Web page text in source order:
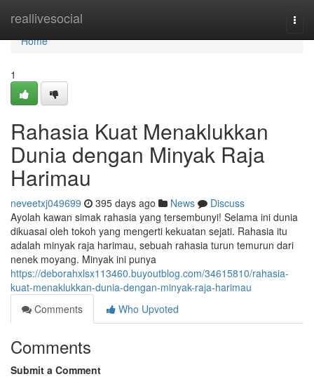
reallivesocial
Home
Home
1
Rahasia Kuat Menaklukkan
Dunia dengan Minyak Raja
Harimau
neveetxj049699 395 days ago News
Discuss
Ayolah kawan simak rahasia yang tersembunyi! Selama ini dunia
dikuasai oleh tokoh yang mengerti kekuatan sejati. Rahasia itu
adalah minyak raja harimau, sebuah rahasia turun temurun dari
nenek moyang. Minyak ini punya
https://deborahxlsx113460.buyoutblog.com/34615810/rahasia-
kuat-menaklukkan-dunia-dengan-minyak-raja-harimau
Comments
Who Upvoted
Comments
Submit a Comment